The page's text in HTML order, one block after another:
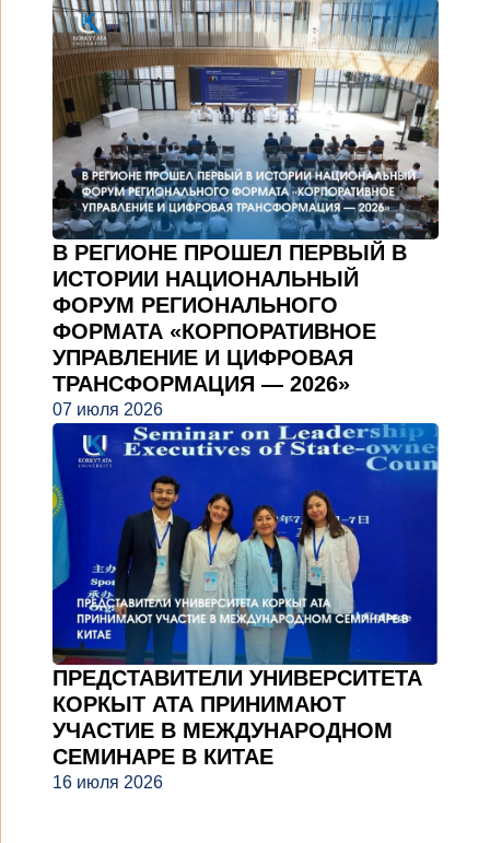
В РЕГИОНЕ ПРОШЕЛ ПЕРВЫЙ В
ИСТОРИИ НАЦИОНАЛЬНЫЙ
ФОРУМ РЕГИОНАЛЬНОГО
ФОРМАТА «КОРПОРАТИВНОЕ
УПРАВЛЕНИЕ И ЦИФРОВАЯ
ТРАНСФОРМАЦИЯ — 2026»
07 июля 2026
ПРЕДСТАВИТЕЛИ УНИВЕРСИТЕТА
КОРКЫТ АТА ПРИНИМАЮТ
УЧАСТИЕ В МЕЖДУНАРОДНОМ
СЕМИНАРЕ В КИТАЕ
16 июля 2026